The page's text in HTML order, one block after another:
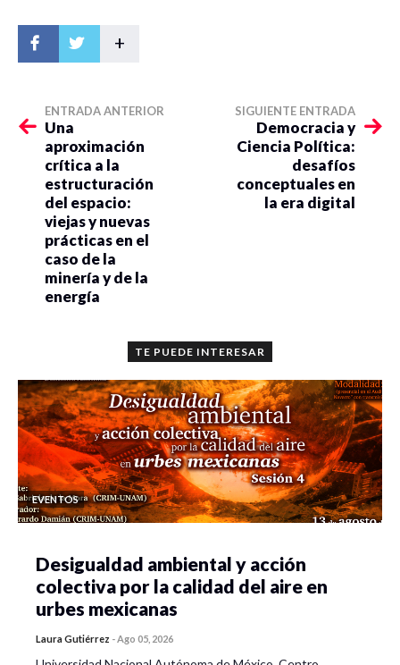
+
ENTRADA ANTERIOR
Una
aproximación
crítica a la
estructuración
del espacio:
viejas y nuevas
prácticas en el
caso de la
minería y de la
energía
SIGUIENTE ENTRADA
Democracia y
Ciencia Política:
desafíos
conceptuales en
la era digital
TE PUEDE INTERESAR
EVENTOS
Desigualdad ambiental y acción
colectiva por la calidad del aire en
urbes mexicanas
Laura Gutiérrez -Ago 05, 2026